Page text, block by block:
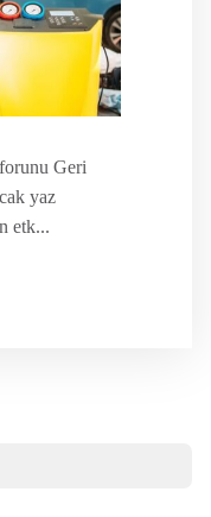
Geri
yaz
etk...